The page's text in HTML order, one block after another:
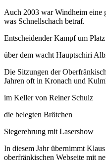
Auch 2003 war Windheim eine
was Schnellschach betraf.
Entscheidender Kampf um
über dem wacht Hauptschiri
Die Sitzungen der
Jahren oft in Kronach und
im Keller von Reiner Schulz
die belegten Brötchen
Siegerehrung mit Lasershow
In diesem Jahr übernimmt
oberfränkischen Webseite mit